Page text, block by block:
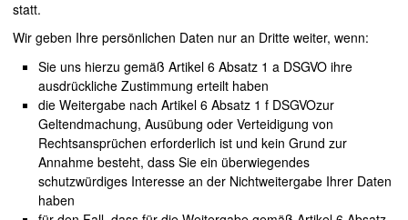
statt.
Wir geben Ihre persönlichen Daten nur an Dritte weiter, wenn:
Sie uns hierzu gemäß Artikel 6 Absatz 1 a DSGVO ihre
ausdrückliche Zustimmung erteilt haben
die Weitergabe nach Artikel 6 Absatz 1 f DSGVOzur
Geltendmachung, Ausübung oder Verteidigung von
Rechtsansprüchen erforderlich ist und kein Grund zur
Annahme besteht, dass Sie ein überwiegendes
schutzwürdiges Interesse an der Nichtweitergabe Ihrer Daten
haben